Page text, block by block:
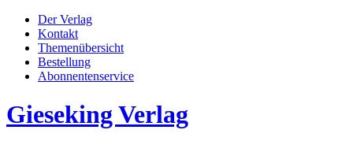
Der Verlag
Kontakt
Themenübersicht
Bestellung
Abonnentenservice
Gieseking Verlag